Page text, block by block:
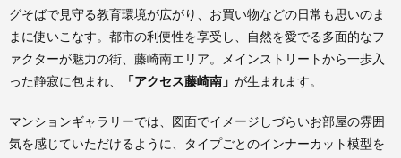
グそばで見守る教育環境が広がり、お買い物などの日常も思いのま
まに使いこなす。都市の利便性を享受し、自然を愛でる多面的なフ
ァクターが魅力の街、藤崎南エリア。メインストリートから一歩入
った静寂に包まれ、
「アクセス藤崎南」 が生まれます。
マンションギャラリーでは、図面でイメージしづらいお部屋の雰囲
気を感じていただけるように、タイプごとのインナーカット模型を